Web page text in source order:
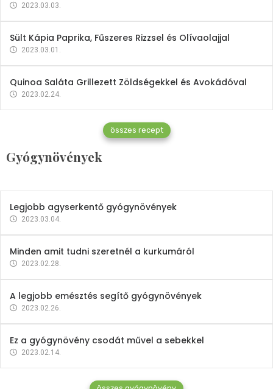
2023.03.03.
Sült Kápia Paprika, Fűszeres Rizzsel és Olívaolajjal
2023.03.01.
Quinoa Saláta Grillezett Zöldségekkel és Avokádóval
2023.02.24.
összes recept
Gyógynövények
Gyógynövények
Mindent a petrezselyemről
2023.12.21.
Legjobb agyserkentő gyógynövények
2023.03.04.
Minden amit tudni szeretnél a kurkumáról
2023.02.28.
A legjobb emésztés segítő gyógynövények
2023.02.26.
Ez a gyógynövény csodát művel a sebekkel
2023.02.14.
Vitaminok